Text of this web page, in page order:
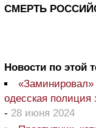
СМЕРТЬ
Новости по этой
«Заминировал»
одесская полиция
- 28 июня 2024